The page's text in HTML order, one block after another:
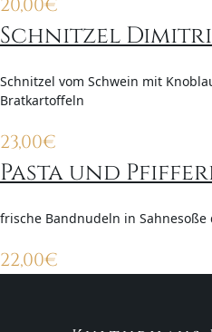
Schnitzel Dimitri
Schnitzel vom Schwein mit
Bratkartoffeln
23,00€
Pasta und
frische Bandnudeln in
22,00€